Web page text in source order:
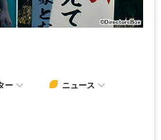
ー ニュース